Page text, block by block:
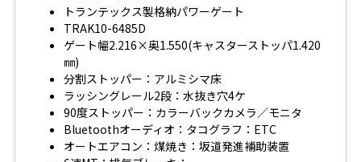
トランテックス製格納パワーゲート
TRAK10-6485D
ゲート幅2.216×奥1.550(キャスターストッパ1.420
㎜)
分割ストッパー：アルミシマ床
ラッシングレール2段：水抜き穴4ケ
90度ストッパー：カラーバックカメラ／モニタ
Bluetoothオーディオ：タコグラフ：ETC
オートエアコン：煤焼き：坂道発進補助装置